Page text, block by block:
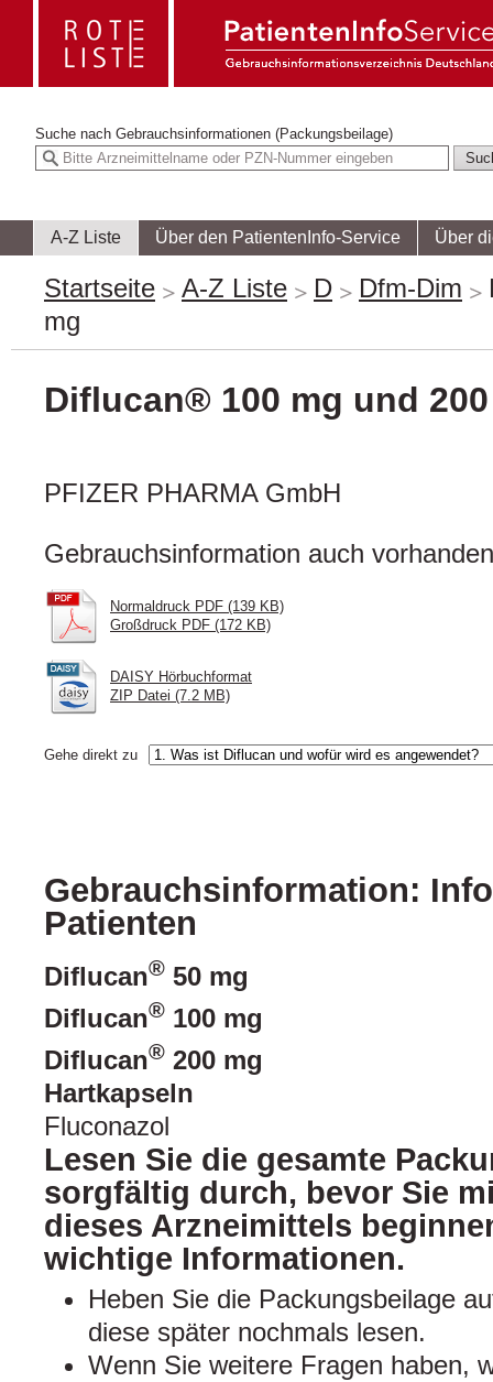
Suche nach Gebrauchsinformationen (Packungsbeilage)
A-Z Liste Über den PatientenInfo-Service Über
Startseite A-Z Liste D Dfm-Dim
mg
Diflucan® 100 mg und
PFIZER PHARMA GmbH
Gebrauchsinformation auch
Normaldruck PDF (139 KB)
Großdruck PDF (172 KB)
DAISY Hörbuchformat
ZIP Datei (7.2 MB)
Gehe direkt zu
Gebrauchsinformation:
Patienten
Diflucan® 50 mg
Diflucan® 100 mg
Diflucan® 200 mg
Hartkapseln
Fluconazol
Lesen Sie die gesamte
sorgfältig durch, bevor Sie
dieses Arzneimittels
wichtige Informationen.
Heben Sie die Packungsbeilage
diese später nochmals lesen.
Wenn Sie weitere Fragen haben,